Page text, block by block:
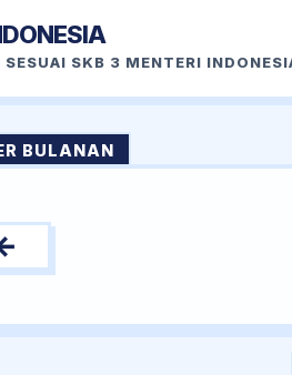
SESUAI SKB 3 MENTERI
BULANAN